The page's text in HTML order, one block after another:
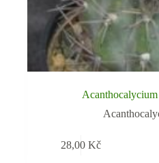
28,00Kč